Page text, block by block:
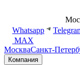
Whatsapp
MAX
МоскваСанкт-
Компания